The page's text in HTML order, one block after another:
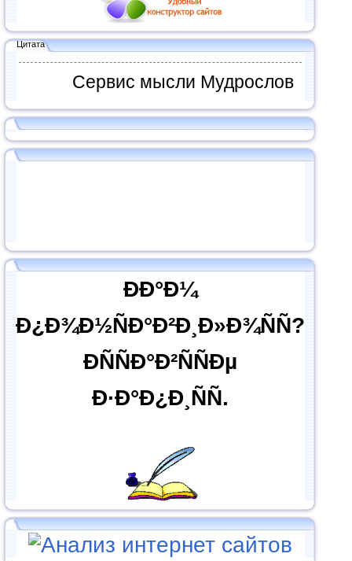
Цитата
Сервис мысли Мудрослов
ÐÐ°Ð¼
Ð¿Ð¾Ð½ÑÐ°Ð²Ð¸Ð»Ð¾ÑÑ?
ÐÑÑÐ°Ð²ÑÑÐµ
Ð·Ð°Ð¿Ð¸ÑÑ.